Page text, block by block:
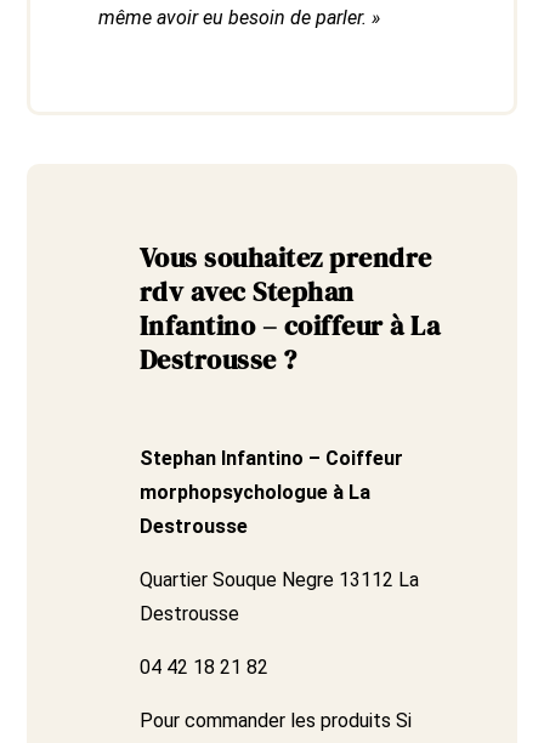
même avoir eu besoin de parler. »
Vous souhaitez prendre
rdv avec Stephan
Infantino – coiffeur à La
Destrousse ?
Stephan Infantino – Coiffeur
morphopsychologue à La
Destrousse
Quartier Souque Negre 13112 La
Destrousse
04 42 18 21 82
Pour commander les produits Si